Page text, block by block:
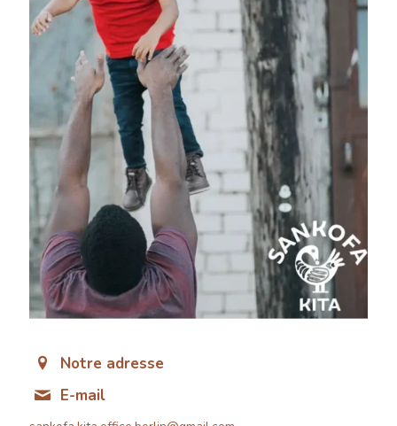
Notre adresse
E-mail